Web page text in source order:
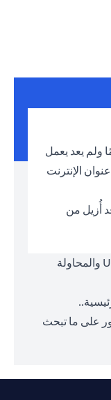
ولم يعد يعمل
الإنترنت
أُزيل من
يمكنك إعادة كتابة عنوان الإنترنت URL والمحاولة
.
على ما تبحث